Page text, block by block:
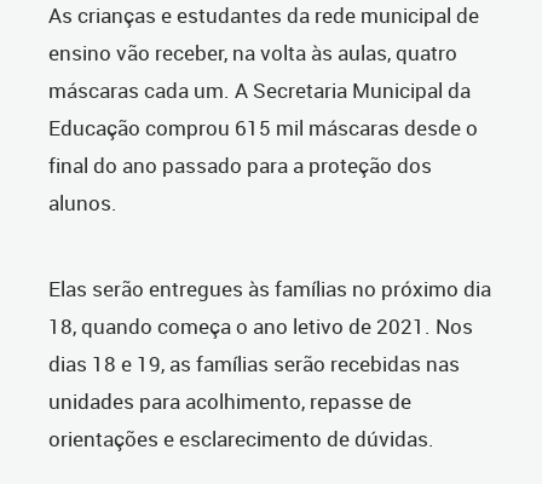
As crianças e estudantes da rede municipal de
ensino vão receber, na volta às aulas, quatro
máscaras cada um. A Secretaria Municipal da
Educação comprou 615 mil máscaras desde o
final do ano passado para a proteção dos
alunos.
Elas serão entregues às famílias no próximo dia
18, quando começa o ano letivo de 2021. Nos
dias 18 e 19, as famílias serão recebidas nas
unidades para acolhimento, repasse de
orientações e esclarecimento de dúvidas.